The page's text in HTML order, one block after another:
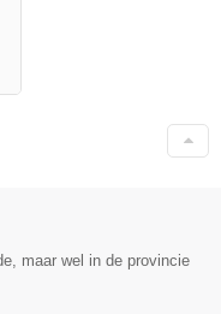
maar wel in de provincie